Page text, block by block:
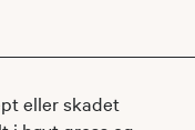
eller skadet